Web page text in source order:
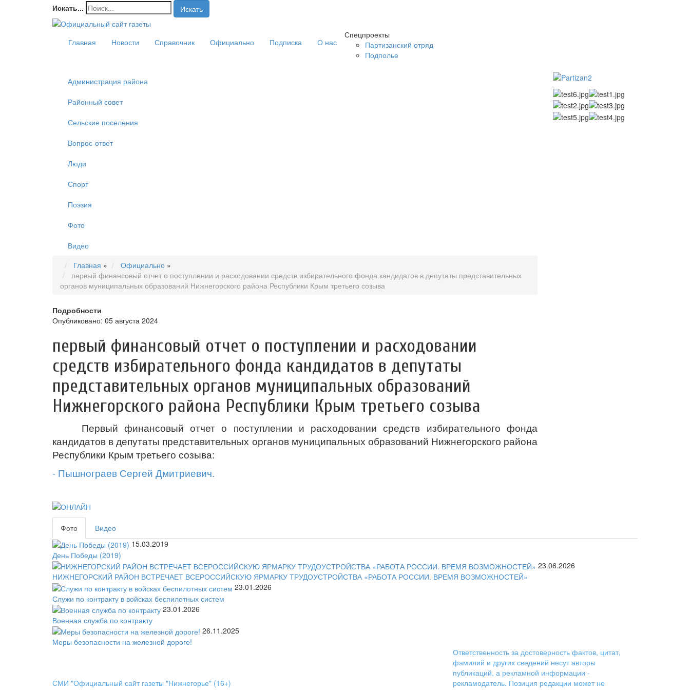
Искать... Искать
Главная Новости Справочник Официально Подписка О нас
Спецпроекты
Партизанский отряд
Подполье
Администрация района
Районный совет
Сельские поселения
Вопрос-ответ
Люди
Спорт
Поэзия
Фото
Видео
Главная » Официально »
первый финансовый отчет о поступлении и расходовании средств избирательного фонда кандидатов в депутаты представительных
органов муниципальных образований Нижнегорского района Республики Крым третьего созыва
Подробности
Опубликовано: 05 августа 2024
первый финансовый отчет о поступлении и расходовании
средств избирательного фонда кандидатов в депутаты
представительных органов муниципальных образований
Нижнегорского района Республики Крым третьего созыва
Первый финансовый отчет о поступлении и расходовании средств избирательного фонда
кандидатов в депутаты представительных органов муниципальных образований Нижнегорского района
Республики Крым третьего созыва:
- Пышнограев Сергей Дмитриевич.
Фото
Видео
15.03.2019
День Победы (2019)
23.06.2026
НИЖНЕГОРСКИЙ РАЙОН ВСТРЕЧАЕТ ВСЕРОССИЙСКУЮ ЯРМАРКУ ТРУДОУСТРОЙСТВА «РАБОТА РОССИИ. ВРЕМЯ ВОЗМОЖНОСТЕЙ»
23.01.2026
Служи по контракту в войсках беспилотных систем
23.01.2026
Военная служба по контракту
26.11.2025
Меры безопасности на железной дороге!
СМИ "Официальный сайт газеты "Нижнегорье" (16+)
Ответственность за достоверность фактов, цитат,
фамилий и других сведений несут авторы
публикаций, а рекламной информации -
рекламодатель. Позиция редакции может не